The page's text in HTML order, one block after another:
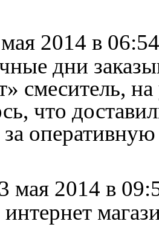
2014 в 06:54
дни
смеситель,
что
оперативную
мая 2014 в